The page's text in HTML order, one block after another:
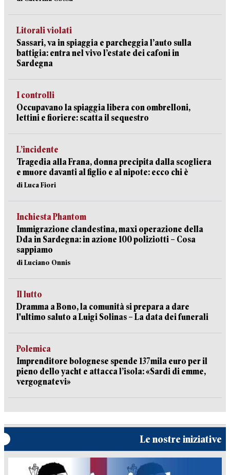
Litorali violati
Sassari, va in spiaggia e parcheggia l’auto sulla
battigia: entra nel vivo l’estate dei cafoni in
Sardegna
I controlli
Occupavano la spiaggia libera con ombrelloni,
lettini e fioriere: scatta il sequestro
L’incidente
Tragedia alla Frana, donna precipita dalla scogliera
e muore davanti al figlio e al nipote: ecco chi è
di Luca Fiori
Inchiesta Phantom
Immigrazione clandestina, maxi operazione della
Dda in Sardegna: in azione 100 poliziotti – Cosa
sappiamo
di Luciano Onnis
Il lutto
Dramma a Bono, la comunità si prepara a dare
l'ultimo saluto a Luigi Solinas – La data dei funerali
Polemica
Imprenditore bolognese spende 137mila euro per il
pieno dello yacht e attacca l’isola: «Sardi di emme,
vergognatevi»
Le nostre iniziative